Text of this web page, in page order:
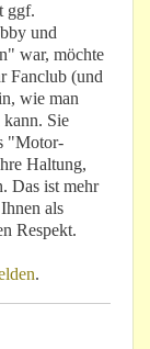
ggf.
und
war, möchte
Fanclub (und
wie man
Sie
"Motor-
Haltung,
Das ist mehr
als
Respekt.
.